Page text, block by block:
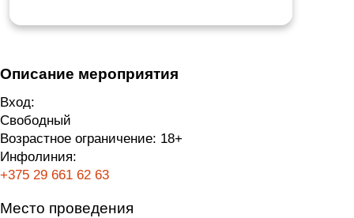
Описание мероприятия
Вход:
Свободный
Возрастное ограничение: 18+
Инфолиния:
+375 29 661 62 63
Место проведения